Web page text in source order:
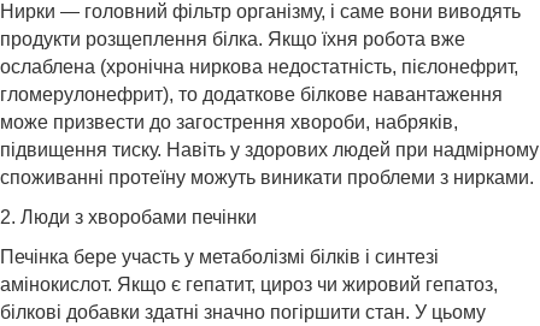
Нирки — головний фільтр організму, і саме вони виводять
продукти розщеплення білка. Якщо їхня робота вже
ослаблена (хронічна ниркова недостатність, пієлонефрит,
гломерулонефрит), то додаткове білкове навантаження
може призвести до загострення хвороби, набряків,
підвищення тиску. Навіть у здорових людей при надмірному
споживанні протеїну можуть виникати проблеми з нирками.
2. Люди з хворобами печінки
Печінка бере участь у метаболізмі білків і синтезі
амінокислот. Якщо є гепатит, цироз чи жировий гепатоз,
білкові добавки здатні значно погіршити стан. У цьому